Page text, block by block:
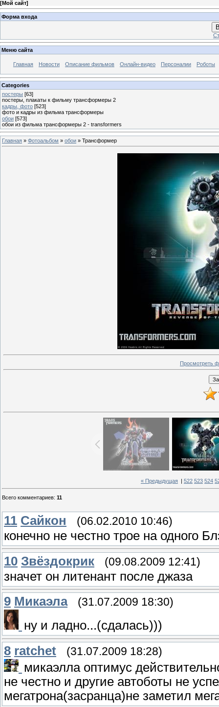
[Мой сайт]
Форма входа
Меню сайта
Главная Новости Описание фильмов Онлайн-видео Персоналии Роботы
Categories
постеры [63]
постеры, плакаты к фильму трансформеры 2
кадры, фото [523]
фото и кадры из фильма трансформеры
обои [573]
обои из фильма трансформеры 2 - transformers
Главная » Фотоальбом » обои » Трансформер
Просмотреть
« Предыдущая 522 523 524
Всего комментариев: 11
11 Сайкон (06.02.2010 10:46)
конечно не честно трое на одного
10 Звёздокрик (09.08.2009 12:41)
значет он литенант после джаза
9 Микаэла (31.07.2009 18:30)
ну и ладно...(сдалась)))
8 ratchet (31.07.2009 18:28)
микаэлла оптимус
не честно и другие автоботы не
мегатрона(засранца)не заметил